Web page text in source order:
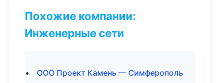
Похожие компании:
Инженерные сети
ООО Проект Камень — Симферополь